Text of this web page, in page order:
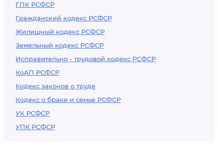
ГПК РСФСР
Гражданский кодекс РСФСР
Жилищный кодекс РСФСР
Земельный кодекс РСФСР
Исправительно - трудовой кодекс РСФСР
КоАП РСФСР
Кодекс законов о труде
Кодекс о браке и семье РСФСР
УК РСФСР
УПК РСФСР